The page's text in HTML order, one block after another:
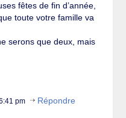
fêtes de fin d’année,
toute votre famille va
serons que deux, mais
pm Répondre